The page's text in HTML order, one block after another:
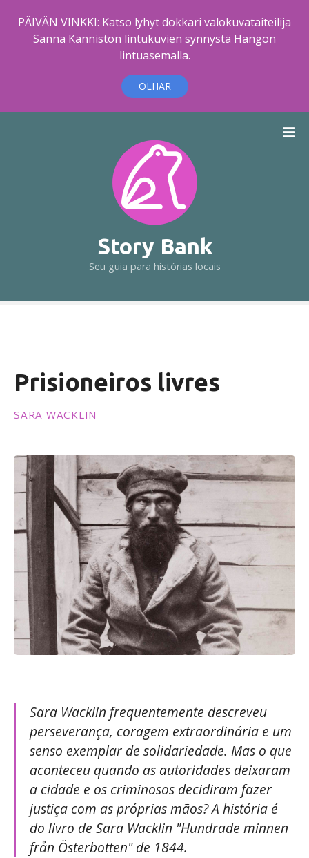
PÄIVÄN VINKKI: Katso lyhyt dokkari valokuvataiteilija
Sanna Kanniston lintukuvien synnystä Hangon
lintuasemalla.
OLHAR
e
Story Bank
Seu guia para histórias locais
Prisioneiros livres
SARA WACKLIN
Sara Wacklin frequentemente descreveu
perseverança, coragem extraordinária e um
senso exemplar de solidariedade. Mas o que
aconteceu quando as autoridades deixaram
a cidade e os criminosos decidiram fazer
justiça com as próprias mãos? A história é
do livro de Sara Wacklin "Hundrade minnen
från Österbotten" de 1844.